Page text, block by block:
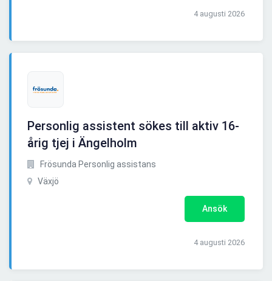
4 augusti 2026
Personlig assistent sökes till aktiv 16-
årig tjej i Ängelholm
Frösunda Personlig assistans
Växjö
Ansök
4 augusti 2026